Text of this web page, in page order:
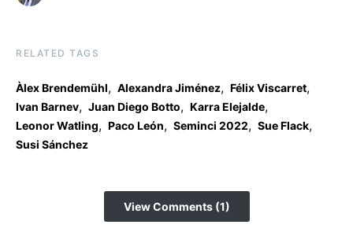
RELATED TAGS
Àlex Brendemühl, Alexandra Jiménez, Félix Viscarret,
Ivan Barnev, Juan Diego Botto, Karra Elejalde,
Leonor Watling, Paco León, Seminci 2022, Sue Flack,
Susi Sánchez
View Comments (1)